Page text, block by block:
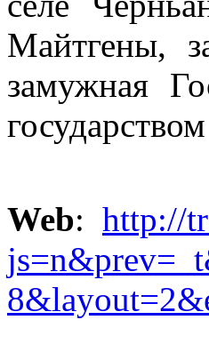
Майтгены,
замужная
Web: http://